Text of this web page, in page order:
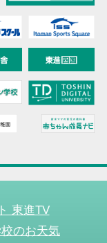
東進TV
のお天気